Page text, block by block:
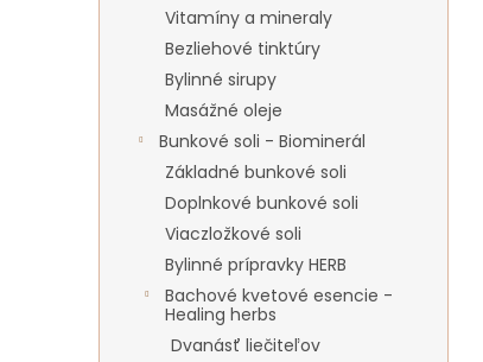
Vitamíny a mineraly
Bezliehové tinktúry
Bylinné sirupy
Masážné oleje
Bunkové soli - Biominerál
Základné bunkové soli
Doplnkové bunkové soli
Viaczložkové soli
Bylinné prípravky HERB
Bachové kvetové esencie -
Healing herbs
Dvanásť liečiteľov